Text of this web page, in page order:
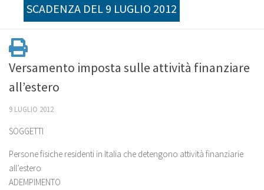
SCADENZA DEL 9 LUGLIO 2012
Versamento imposta sulle attività finanziare
all’estero
9 LUGLIO 2012
SOGGETTI
Persone fisiche residenti in Italia che detengono attività finanziarie
all’estero
ADEMPIMENTO